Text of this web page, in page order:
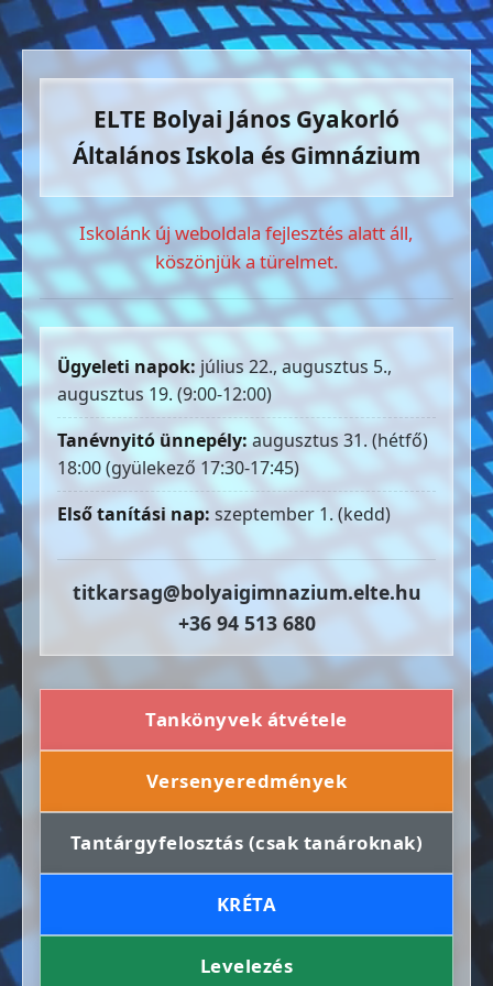
ELTE Bolyai János Gyakorló
Általános Iskola és Gimnázium
Iskolánk új weboldala fejlesztés alatt áll,
köszönjük a türelmet.
Ügyeleti napok: július 22., augusztus 5.,
augusztus 19. (9:00-12:00)
Tanévnyitó ünnepély: augusztus 31. (hétfő)
18:00 (gyülekező 17:30-17:45)
Első tanítási nap: szeptember 1. (kedd)
titkarsag@bolyaigimnazium.elte.hu
+36 94 513 680
Tankönyvek átvétele
Versenyeredmények
Tantárgyfelosztás (csak tanároknak)
KRÉTA
Levelezés